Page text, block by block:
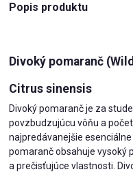
Popis produktu
Divoký pomaranč
Citrus sinensis
Divoký pomaranč je za
povzbudzujúcu vôňu a
najpredávanejšie
pomaranč obsahuje vysoký
a prečisťujúce vlastnosti.